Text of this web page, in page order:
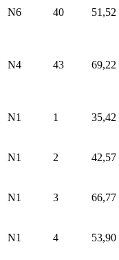
N6 40 51,52
N4 43 69,22
N1 1 35,42
N1 2 42,57
N1 3 66,77
N1 4 53,90